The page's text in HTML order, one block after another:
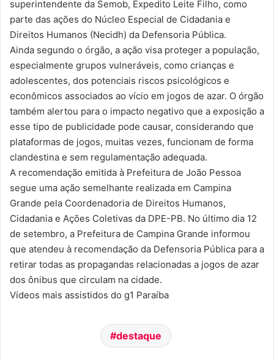
superintendente da Semob, Expedito Leite Filho, como
parte das ações do Núcleo Especial de Cidadania e
Direitos Humanos (Necidh) da Defensoria Pública.
Ainda segundo o órgão, a ação visa proteger a população,
especialmente grupos vulneráveis, como crianças e
adolescentes, dos potenciais riscos psicológicos e
econômicos associados ao vício em jogos de azar. O órgão
também alertou para o impacto negativo que a exposição a
esse tipo de publicidade pode causar, considerando que
plataformas de jogos, muitas vezes, funcionam de forma
clandestina e sem regulamentação adequada.
A recomendação emitida à Prefeitura de João Pessoa
segue uma ação semelhante realizada em Campina
Grande pela Coordenadoria de Direitos Humanos,
Cidadania e Ações Coletivas da DPE-PB. No último dia 12
de setembro, a Prefeitura de Campina Grande informou
que atendeu à recomendação da Defensoria Pública para a
retirar todas as propagandas relacionadas a jogos de azar
dos ônibus que circulam na cidade.
Vídeos mais assistidos do g1 Paraíba
destaque